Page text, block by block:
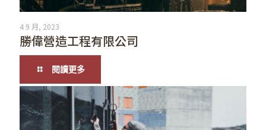
4 9 月, 2023
勝偉營造工程有限公司
閱讀更多